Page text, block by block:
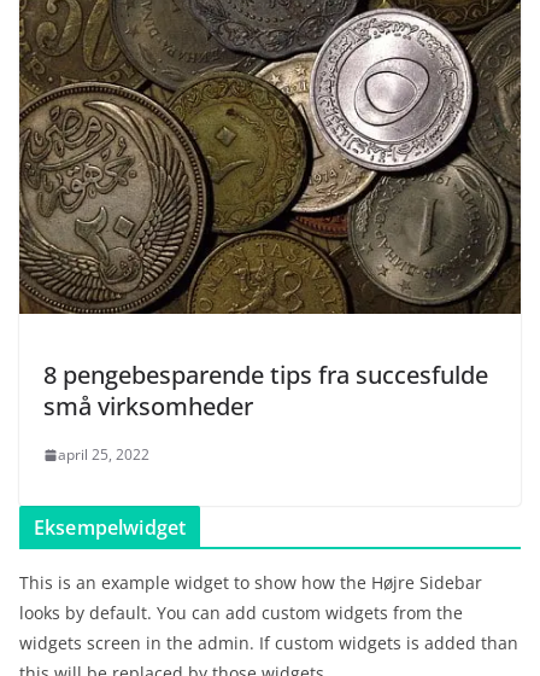
8 pengebesparende tips fra succesfulde
små virksomheder
april 25, 2022
Eksempelwidget
This is an example widget to show how the Højre Sidebar
looks by default. You can add custom widgets from the
widgets screen in the admin. If custom widgets is added than